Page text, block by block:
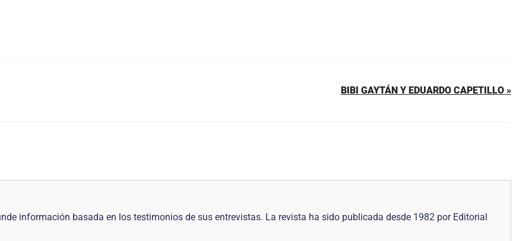
BIBI GAYTÁN Y EDUARDO CAPETILLO »
información basada en los testimonios de sus entrevistas. La revista ha sido publicada desde 1982 por Editorial